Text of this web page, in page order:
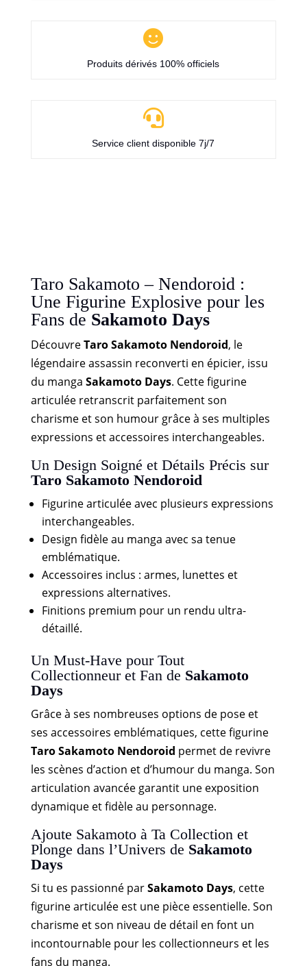

Produits dérivés 100% officiels

Service client disponible 7j/7
Taro Sakamoto – Nendoroid :
Une Figurine Explosive pour les
Fans de Sakamoto Days
DécouvreTaro Sakamoto Nendoroid, le
légendaire assassin reconverti en épicier, issu
du manga Sakamoto Days. Cette figurine
articulée retranscrit parfaitement son
charisme et son humour grâce à ses multiples
expressions et accessoires interchangeables.
Un Design Soigné et Détails Précis sur
Taro Sakamoto Nendoroid
Figurine articulée avec plusieurs expressions
interchangeables.
Design fidèle au manga avec sa tenue
emblématique.
Accessoires inclus : armes, lunettes et
expressions alternatives.
Finitions premium pour un rendu ultra-
détaillé.
Un Must-Have pour Tout
Collectionneur et Fan de Sakamoto
Days
Grâce à ses nombreuses options de pose et
ses accessoires emblématiques, cette figurine
Taro Sakamoto Nendoroid permet de revivre
les scènes d’action et d’humour du manga. Son
articulation avancée garantit une exposition
dynamique et fidèle au personnage.
Ajoute Sakamoto à Ta Collection et
Plonge dans l’Univers de Sakamoto
Days
Si tu es passionné parSakamoto Days, cette
figurine articulée est une pièce essentielle. Son
charisme et son niveau de détail en font un
incontournable pour les collectionneurs et les
fans du manga.